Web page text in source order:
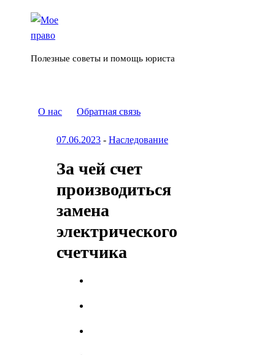
Полезные советы и помощь юриста
О нас Обратная связь
07.06.2023 - Наследование
За чей счет
производиться
замена
электрического
счетчика